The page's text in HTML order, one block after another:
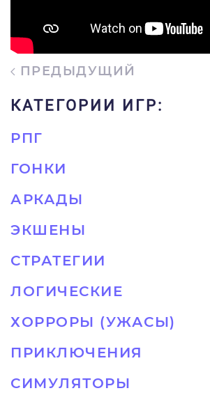
ПРЕДЫДУЩИЙ
КАТЕГОРИИ ИГР:
РПГ
ГОНКИ
АРКАДЫ
ЭКШЕНЫ
СТРАТЕГИИ
ЛОГИЧЕСКИЕ
ХОРРОРЫ (УЖАСЫ)
ПРИКЛЮЧЕНИЯ
СИМУЛЯТОРЫ